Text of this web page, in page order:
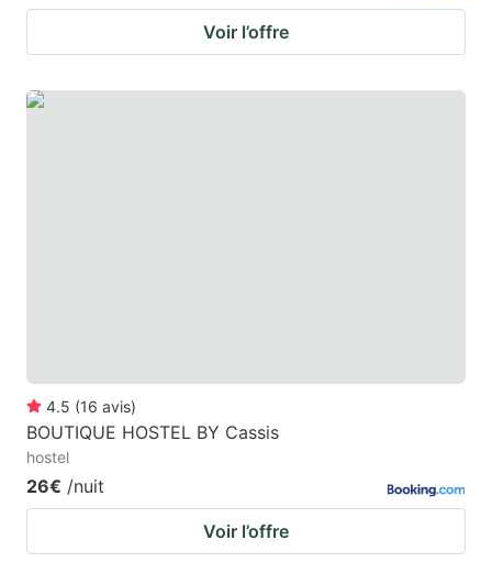
Voir l’offre
4.5 (16 avis)
BOUTIQUE HOSTEL BY Cassis
hostel
26€ /nuit
Voir l’offre